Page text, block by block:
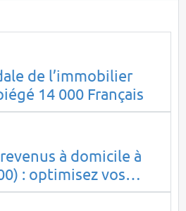
de l’immobilier
14 000 Français
à domicile à
: optimisez vos
sérénité